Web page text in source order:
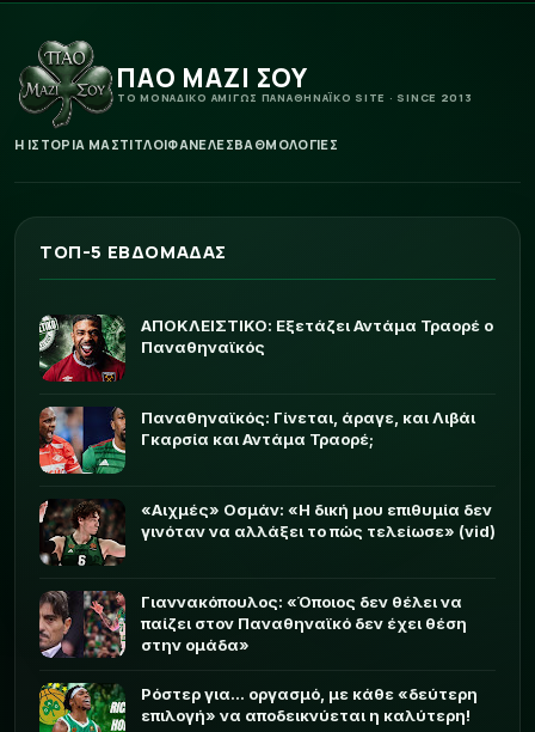
ΠΑΟ ΜΑΖΙ ΣΟΥ
ΤΟ ΜΟΝΑΔΙΚΟ ΑΜΙΓΩΣ ΠΑΝΑΘΗΝΑΪΚΟ SITE · SINCE 2013
Η ΙΣΤΟΡΙΑ ΜΑΣΤΙΤΛΟΙΦΑΝΕΛΕΣΒΑΘΜΟΛΟΓΙΕΣ
ΤΟΠ-5 ΕΒΔΟΜΑΔΑΣ
ΑΠΟΚΛΕΙΣΤΙΚΟ: Εξετάζει Αντάμα Τραορέ ο
Παναθηναϊκός
Παναθηναϊκός: Γίνεται, άραγε, και Λιβάι
Γκαρσία και Αντάμα Τραορέ;
«Αιχμές» Οσμάν: «Η δική μου επιθυμία δεν
γινόταν να αλλάξει το πώς τελείωσε» (vid)
Γιαννακόπουλος: «Όποιος δεν θέλει να
παίζει στον Παναθηναϊκό δεν έχει θέση
στην ομάδα»
Ρόστερ για... οργασμό, με κάθε «δεύτερη
επιλογή» να αποδεικνύεται η καλύτερη!